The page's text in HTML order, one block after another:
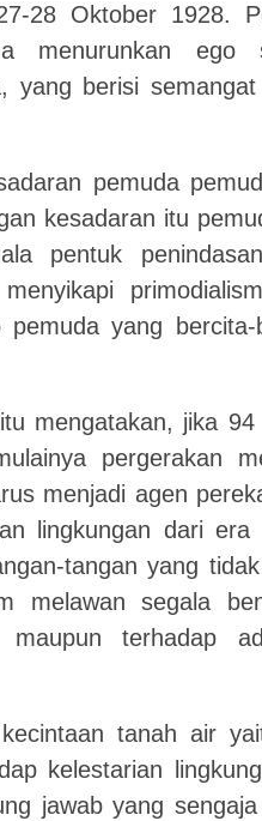
28 Oktober 1928.
menurunkan ego
yang berisi
pemuda
kesadaran itu
pentuk
yang bercita-
mengatakan, jika
pergerakan
menjadi agen
lingkungan dari era
tangan yang
melawan segala
maupun terhadap
tanah air
kelestarian
jawab yang